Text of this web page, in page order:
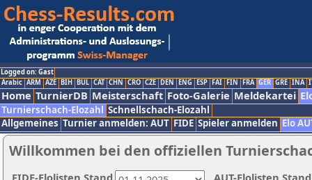
Logged on: Gast
Arabic ARM AZE BIH BUL CAT CHN CRO CZE DEN ENG ESP FAI FIN FRA GER GRE INA
Home TurnierDB Meisterschaft Foto-Galerie Meldekartei
Turnierschach-Elozahl Schnellschach-Elozahl
Allgemeines Turnier anmelden: AUT FIDE Spieler anmelden Elo
Willkommen bei den offiziellen
AUT-Elolisten
FIDE-Elolisten Stand